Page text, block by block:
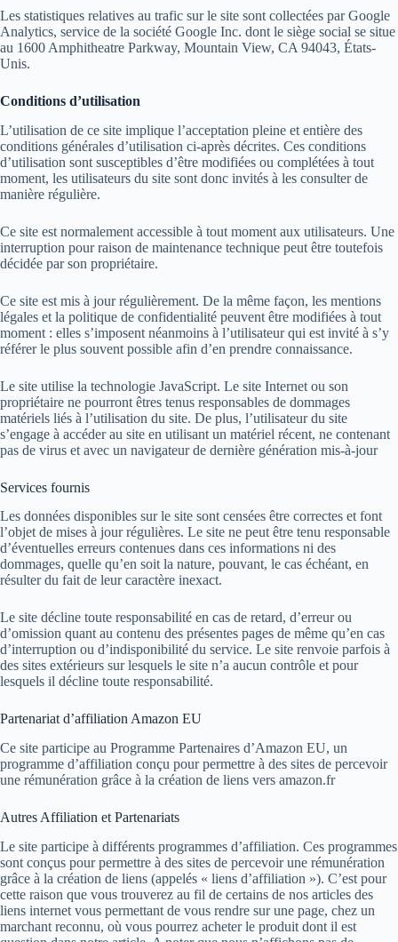
Les statistiques relatives au trafic sur le site sont collectées par Google
Analytics, service de la société Google Inc. dont le siège social se situe
au 1600 Amphitheatre Parkway, Mountain View, CA 94043, États-
Unis.
Conditions d’utilisation
L’utilisation de ce site implique l’acceptation pleine et entière des
conditions générales d’utilisation ci-après décrites. Ces conditions
d’utilisation sont susceptibles d’être modifiées ou complétées à tout
moment, les utilisateurs du site sont donc invités à les consulter de
manière régulière.
Ce site est normalement accessible à tout moment aux utilisateurs. Une
interruption pour raison de maintenance technique peut être toutefois
décidée par son propriétaire.
Ce site est mis à jour régulièrement. De la même façon, les mentions
légales et la politique de confidentialité peuvent être modifiées à tout
moment : elles s’imposent néanmoins à l’utilisateur qui est invité à s’y
référer le plus souvent possible afin d’en prendre connaissance.
Le site utilise la technologie JavaScript. Le site Internet ou son
propriétaire ne pourront êtres tenus responsables de dommages
matériels liés à l’utilisation du site. De plus, l’utilisateur du site
s’engage à accéder au site en utilisant un matériel récent, ne contenant
pas de virus et avec un navigateur de dernière génération mis-à-jour
Services fournis
Les données disponibles sur le site sont censées être correctes et font
l’objet de mises à jour régulières. Le site ne peut être tenu responsable
d’éventuelles erreurs contenues dans ces informations ni des
dommages, quelle qu’en soit la nature, pouvant, le cas échéant, en
résulter du fait de leur caractère inexact.
Le site décline toute responsabilité en cas de retard, d’erreur ou
d’omission quant au contenu des présentes pages de même qu’en cas
d’interruption ou d’indisponibilité du service. Le site renvoie parfois à
des sites extérieurs sur lesquels le site n’a aucun contrôle et pour
lesquels il décline toute responsabilité.
Partenariat d’affiliation Amazon EU
Ce site participe au Programme Partenaires d’Amazon EU, un
programme d’affiliation conçu pour permettre à des sites de percevoir
une rémunération grâce à la création de liens vers amazon.fr
Autres Affiliation et Partenariats
Le site participe à différents programmes d’affiliation. Ces programmes
sont conçus pour permettre à des sites de percevoir une rémunération
grâce à la création de liens (appelés « liens d’affiliation »). C’est pour
cette raison que vous trouverez au fil de certains de nos articles des
liens internet vous permettant de vous rendre sur une page, chez un
marchant reconnu, où vous pourrez acheter le produit dont il est